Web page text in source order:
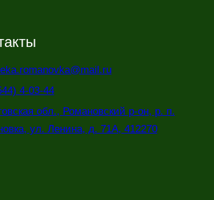
4-03-44
обл., Романовский р-он, р. п.
ул. Ленина, д. 71А, 412270